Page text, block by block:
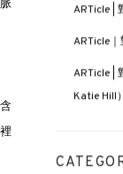
ARTicle |
ARTicle
ARTicle |
Katie Hill）